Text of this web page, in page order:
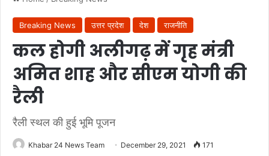
Breaking News उत्तर प्रदेश देश राजनीति
कल होगी अलीगढ़ में गृह मंत्री
अमित शाह और सीएम योगी की
रैली
रैली स्थल की हुई भूमि पूजन
Khabar 24 News Team December 29, 2021 171